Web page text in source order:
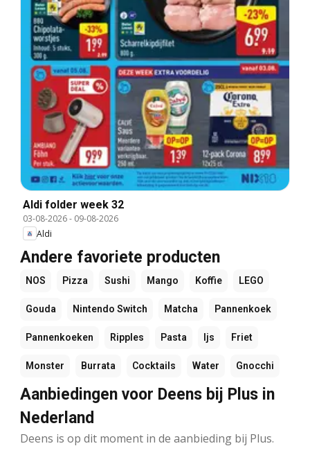
Aldi folder week 32
03-08-2026- 09-08-2026
Aldi
Andere favoriete producten
NOS Pizza Sushi Mango Koffie LEGO
Gouda Nintendo Switch Matcha Pannenkoek
Pannenkoeken Ripples Pasta Ijs Friet
Monster Burrata Cocktails Water Gnocchi
Aanbiedingen voor Deens bij Plus in
Nederland
Deens is op dit moment in de aanbieding bij Plus.